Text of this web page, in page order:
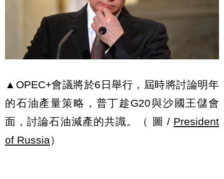
▲OPEC+會議將於6日舉行，屆時將討論明年
的石油產量策略，普丁趁G20與沙國王儲會
面，討論石油減產的共識。（ 圖 / President
of Russia）